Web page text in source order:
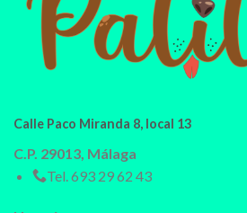
Calle Paco Miranda 8, local 13
C.P. 29013, Málaga
Tel. 693 29 62 43